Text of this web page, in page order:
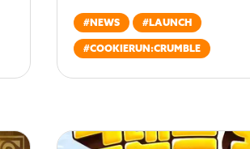
#NEWS #LAUNCH
#COOKIERUN:CRUMBLE